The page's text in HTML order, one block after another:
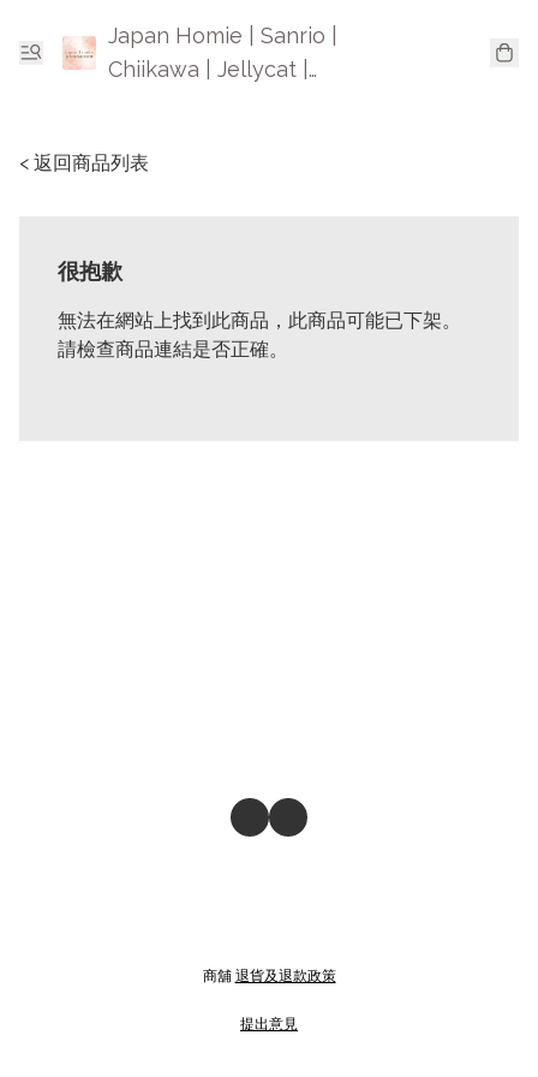
Japan Homie | Sanrio |
Chiikawa | Jellycat |
< 返回商品列表
很抱歉
無法在網站上找到此商品，此商品可能已下架。
請檢查商品連結是否正確。
商舖 退貨及退款政策
提出意見